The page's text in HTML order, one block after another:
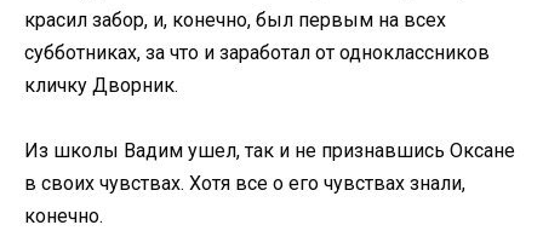
красил забор, и, конечно, был первым на всех
субботниках, за что и заработал от одноклассников
кличку Дворник.
Из школы Вадим ушел, так и не признавшись Оксане
в своих чувствах. Хотя все о его чувствах знали,
конечно.